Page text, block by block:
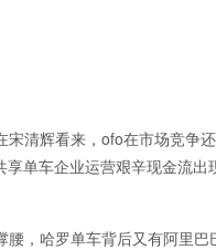
清辉看来，ofo在市场竞争
单车企业运营艰辛现金流出
，哈罗单车背后又有阿里巴